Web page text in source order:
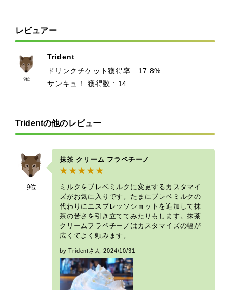
レビュアー
Trident
ドリンクチケット獲得率 : 17.8%
サンキュ！ 獲得数 : 14
Tridentの他のレビュー
抹茶 クリーム フラペチーノ
ミルクをブレベミルクに変更するカスタマイ
ズがお気に入りです。たまにブレベミルクの
代わりにエスプレッソショットを追加して抹
茶の苦さを引き立ててみたりもします。抹茶
クリームフラペチーノはカスタマイズの幅が
広くてよく頼みます。
by Tridentさん 2024/10/31